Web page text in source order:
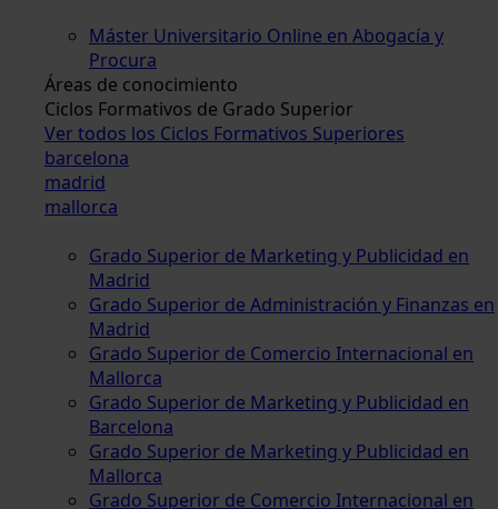
Máster Universitario Online en Abogacía y
Procura
Áreas de conocimiento
Ciclos Formativos de Grado Superior
Ver todos los Ciclos Formativos Superiores
barcelona
madrid
mallorca
Grado Superior de Marketing y Publicidad en
Madrid
Grado Superior de Administración y Finanzas en
Madrid
Grado Superior de Comercio Internacional en
Mallorca
Grado Superior de Marketing y Publicidad en
Barcelona
Grado Superior de Marketing y Publicidad en
Mallorca
Grado Superior de Comercio Internacional en